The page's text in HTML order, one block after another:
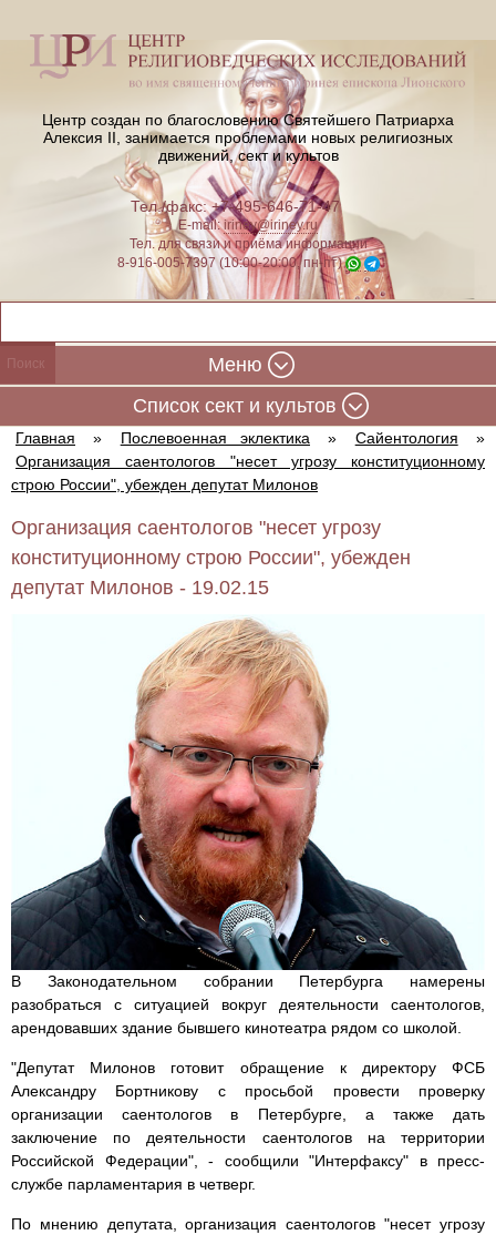
Центр создан по благословению Святейшего Патриарха
Алексия II, занимается проблемами новых религиозных
движений, сект и культов
Тел./факс: +7-495-646-71-47
E-mail:iriney@iriney.ru
Тел. для связи и приёма информации
8-916-005-7397 (10:00-20:00, пн-пт)
Меню
Cписок сект и культов
Главная » Послевоенная эклектика » Сайентология
»
Организация саентологов "несет угрозу конституционному
строю России", убежден депутат Милонов
Организация саентологов "несет угрозу
конституционному строю России", убежден
депутат Милонов - 19.02.15
В Законодательном собрании Петербурга намерены
разобраться с ситуацией вокруг деятельности саентологов,
арендовавших здание бывшего кинотеатра рядом со школой.
"Депутат Милонов готовит обращение к директору ФСБ
Александру Бортникову с просьбой провести проверку
организации саентологов в Петербурге, а также дать
заключение по деятельности саентологов на территории
Российской Федерации", - сообщили "Интерфаксу" в пресс-
службе парламентария в четверг.
По мнению депутата, организация саентологов "несет угрозу